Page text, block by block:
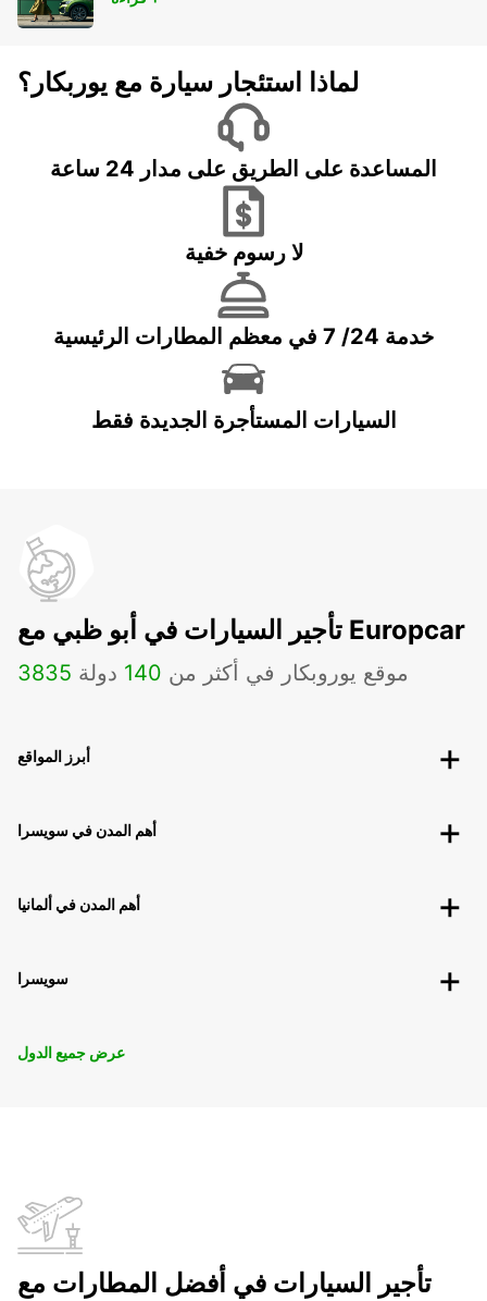
لماذا استئجار سيارة مع يوربكار؟
المساعدة على الطريق على مدار 24 ساعة
لا رسوم خفية
خدمة 24/ 7 في معظم المطارات الرئيسية
السيارات المستأجرة الجديدة فقط
تأجير السيارات في أبو ظبي مع Europcar
3835 موقع يوروبكار في أكثر من 140 دولة
أبرز المواقع
أهم المدن في سويسرا
أهم المدن في ألمانيا
سويسرا
عرض جميع الدول
تأجير السيارات في أفضل المطارات مع